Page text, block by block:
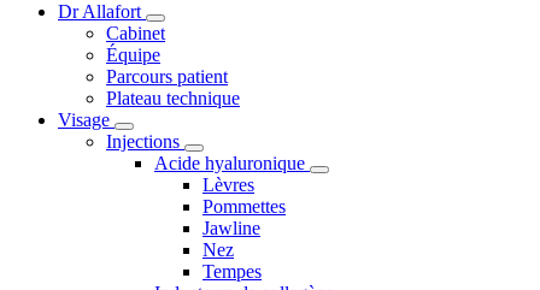
Dr Allafort
Cabinet
Équipe
Parcours patient
Plateau technique
Visage
Injections
Acide hyaluronique
Lèvres
Pommettes
Jawline
Nez
Tempes